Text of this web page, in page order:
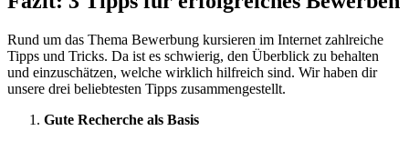
Rund um das Thema Bewerbung kursieren im Internet zahlreiche
Tipps und Tricks. Da ist es schwierig, den Überblick zu behalten
und einzuschätzen, welche wirklich hilfreich sind. Wir haben dir
unsere drei beliebtesten Tipps zusammengestellt.
Gute Recherche als Basis